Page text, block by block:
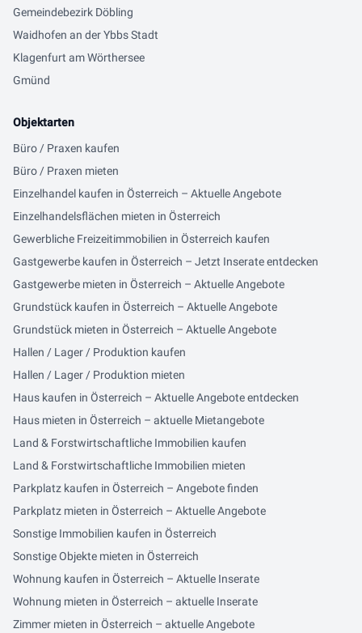
Gemeindebezirk Döbling
Waidhofen an der Ybbs Stadt
Klagenfurt am Wörthersee
Gmünd
Objektarten
Büro / Praxen kaufen
Büro / Praxen mieten
Einzelhandel kaufen in Österreich – Aktuelle Angebote
Einzelhandelsflächen mieten in Österreich
Gewerbliche Freizeitimmobilien in Österreich kaufen
Gastgewerbe kaufen in Österreich – Jetzt Inserate entdecken
Gastgewerbe mieten in Österreich – Aktuelle Angebote
Grundstück kaufen in Österreich – Aktuelle Angebote
Grundstück mieten in Österreich – Aktuelle Angebote
Hallen / Lager / Produktion kaufen
Hallen / Lager / Produktion mieten
Haus kaufen in Österreich – Aktuelle Angebote entdecken
Haus mieten in Österreich – aktuelle Mietangebote
Land & Forstwirtschaftliche Immobilien kaufen
Land & Forstwirtschaftliche Immobilien mieten
Parkplatz kaufen in Österreich – Angebote finden
Parkplatz mieten in Österreich – Aktuelle Angebote
Sonstige Immobilien kaufen in Österreich
Sonstige Objekte mieten in Österreich
Wohnung kaufen in Österreich – Aktuelle Inserate
Wohnung mieten in Österreich – aktuelle Inserate
Zimmer mieten in Österreich – aktuelle Angebote